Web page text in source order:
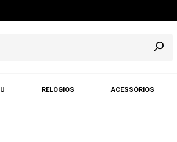
RELÓGIOS ACESSÓRIOS